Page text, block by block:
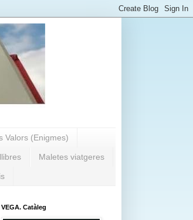
Valors (Enigmes)
Maletes viatgeres
VEGA. Catàleg